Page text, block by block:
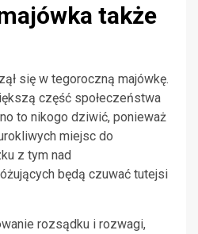
także
się w tegoroczną majówkę.
część społeczeństwa
to nikogo dziwić, ponieważ
miejsc do
z tym nad
będą czuwać tutejsi
rozsądku i rozwagi,